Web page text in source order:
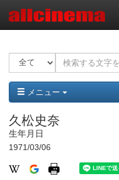
メニュー
久松史奈
生年月日
1971/03/06